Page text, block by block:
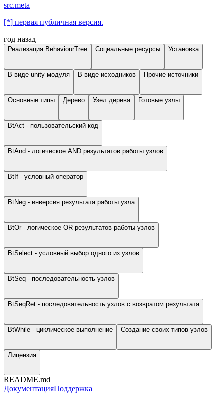
src.meta
[*] первая публичная версия.
год назад
Реализация BehaviourTree Социальные ресурсы Установка
В виде unity модуля В виде исходников Прочие источники
Основные типы Дерево Узел дерева Готовые узлы
BtAct - пользовательский код
BtAnd - логическое AND результатов работы узлов
BtIf - условный оператор
BtNeg - инверсия результата работы узла
BtOr - логическое OR результатов работы узлов
BtSelect - условный выбор одного из узлов
BtSeq - последовательность узлов
BtSeqRet - последовательность узлов с возвратом результата
BtWhile - циклическое выполнение Создание своих типов узлов
Лицензия
README.md
ДокументацияПоддержка